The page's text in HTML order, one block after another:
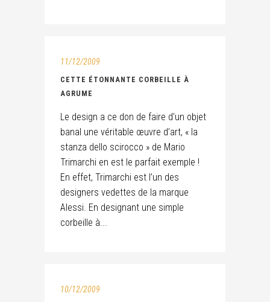
11/12/2009
CETTE ÉTONNANTE CORBEILLE À
AGRUME
Le design a ce don de faire d’un objet
banal une véritable œuvre d’art, « la
stanza dello scirocco » de Mario
Trimarchi en est le parfait exemple !
En effet, Trimarchi est l’un des
designers vedettes de la marque
Alessi. En designant une simple
corbeille à...
10/12/2009